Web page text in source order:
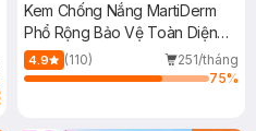
Kem Chống Nắng MartiDerm
Phổ Rộng Bảo Vệ Toàn Diện
40ml
4.9 (110)
251/tháng
75%